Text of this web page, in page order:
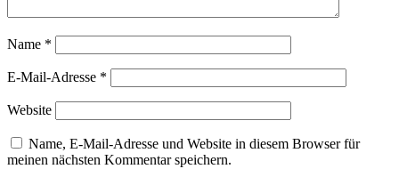
Name *
E-Mail-Adresse *
Website
Name, E-Mail-Adresse und Website in diesem Browser für
meinen nächsten Kommentar speichern.